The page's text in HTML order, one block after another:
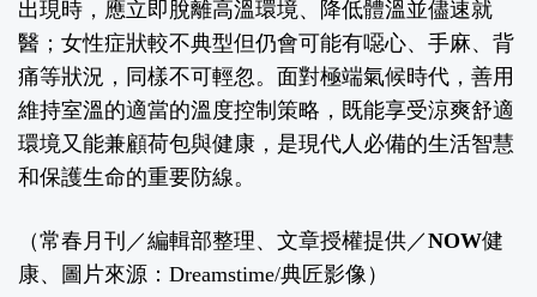
出現時，應立即脫離高溫環境、降低體溫並儘速就
醫；女性症狀較不典型但仍會可能有噁心、手麻、背
痛等狀況，同樣不可輕忽。面對極端氣候時代，善用
維持室溫的適當的溫度控制策略，既能享受涼爽舒適
環境又能兼顧荷包與健康，是現代人必備的生活智慧
和保護生命的重要防線。
（常春月刊／編輯部整理、文章授權提供／NOW健
康、圖片來源：Dreamstime/典匠影像）